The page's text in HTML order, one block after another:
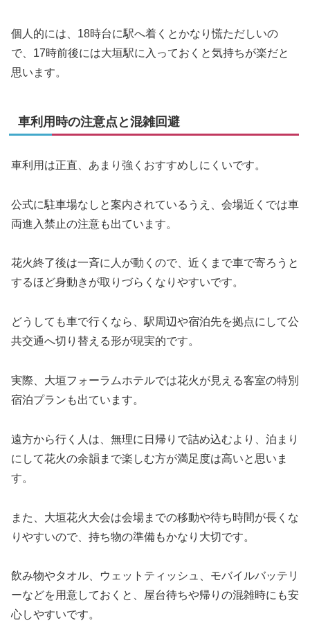
個人的には、18時台に駅へ着くとかなり慌ただしいの
で、17時前後には大垣駅に入っておくと気持ちが楽だと
思います。
車利用時の注意点と混雑回避
車利用は正直、あまり強くおすすめしにくいです。
公式に駐車場なしと案内されているうえ、会場近くでは車
両進入禁止の注意も出ています。
花火終了後は一斉に人が動くので、近くまで車で寄ろうと
するほど身動きが取りづらくなりやすいです。
どうしても車で行くなら、駅周辺や宿泊先を拠点にして公
共交通へ切り替える形が現実的です。
実際、大垣フォーラムホテルでは花火が見える客室の特別
宿泊プランも出ています。
遠方から行く人は、無理に日帰りで詰め込むより、泊まり
にして花火の余韻まで楽しむ方が満足度は高いと思いま
す。
また、大垣花火大会は会場までの移動や待ち時間が長くな
りやすいので、持ち物の準備もかなり大切です。
飲み物やタオル、ウェットティッシュ、モバイルバッテリ
ーなどを用意しておくと、屋台待ちや帰りの混雑時にも安
心しやすいです。